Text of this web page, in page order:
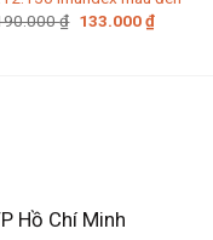
₫ Giá
133.000₫Giá
hiện
Hồ Chí Minh